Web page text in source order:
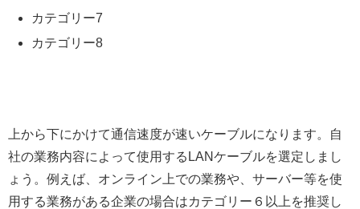
カテゴリー7
カテゴリー8
上から下にかけて通信速度が速いケーブルになります。自
社の業務内容によって使用するLANケーブルを選定しまし
ょう。例えば、オンライン上での業務や、サーバー等を使
用する業務がある企業の場合はカテゴリー６以上を推奨し